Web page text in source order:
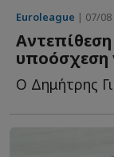
Euroleague | 07/08
υποόσχεση